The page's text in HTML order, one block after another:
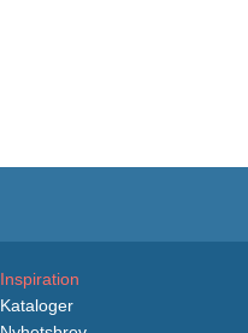
Inspiration
Kataloger